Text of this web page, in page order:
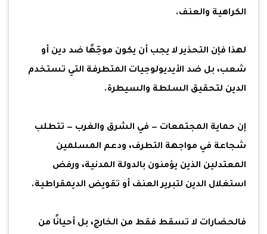
الكراهية والعنف.
لهذا فإن التحذير لا يجب أن يكون موجّهًا ضد دين أو
شعب، بل ضد الأيديولوجيات المتطرفة التي تستخدم
الدين لتحقيق السلطة والسيطرة.
إن حماية المجتمعات — في الشرق والغرب — تتطلب
شجاعة في مواجهة التطرف، ودعم المسلمين
المعتدلين الذين يؤمنون بالدولة المدنية، ورفض
استغلال الدين لتبرير العنف أو تقويض الديمقراطية.
فالحضارات لا تسقط فقط من الخارج، بل أحيانًا من